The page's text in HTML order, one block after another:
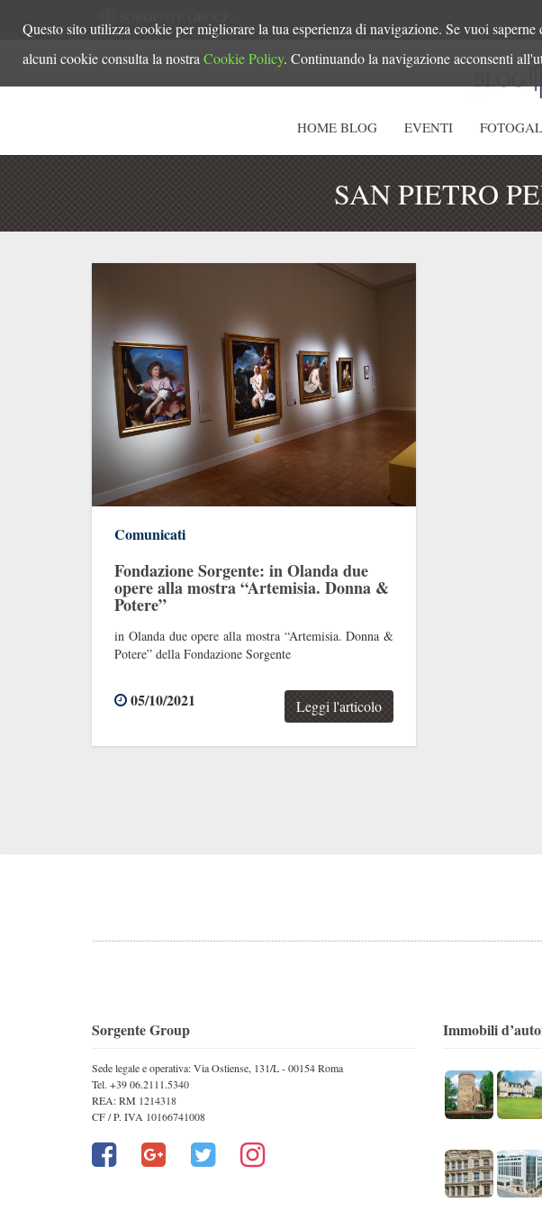
HOME BLOG EVENTI
SAN PIETRO
Comunicati
Fondazione Sorgente: in Olanda due
opere alla mostra“Artemisia. Donna &
Potere”
in Olanda due opere alla mostra “Artemisia. Donna &
Potere” della Fondazione Sorgente
05/10/2021 Leggi l'articolo
Sorgente Group
Sede legale e operativa: Via Ostiense, 131/L - 00154 Roma
Tel. +39 06.2111.5340
REA: RM 1214318
CF / P. IVA 10166741008
Immobili
Questo sito utilizza cookie per migliorare la tua esperienza di navigazione. Se vuoi
alcuni cookie consulta la nostra Cookie Policy. Continuando la navigazione acconsenti